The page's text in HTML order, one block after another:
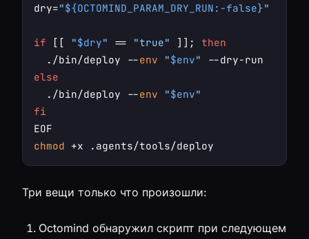
dry="${OCTOMIND_PARAM_DRY_RUN:-false}"
if [[ "$dry" == "true" ]]; then
  ./bin/deploy --
env "$env"
else
  ./bin/deploy --
env "$env"
fi
chmod
Три вещи только что произошли:
Octomind обнаружил скрипт при следующем